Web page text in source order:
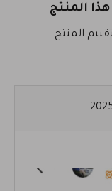
المنتج
المنتج